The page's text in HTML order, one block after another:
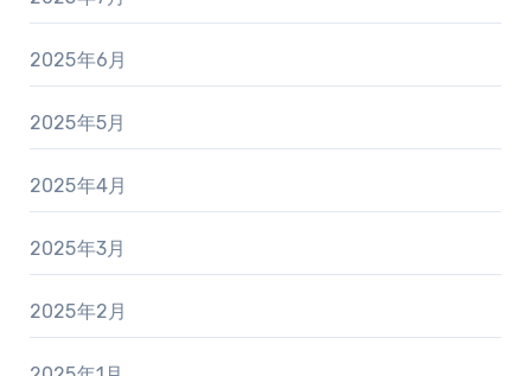
2025年6月
2025年5月
2025年4月
2025年3月
2025年2月